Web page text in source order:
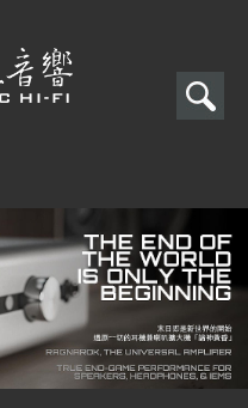
搜
表
單
搜
尋